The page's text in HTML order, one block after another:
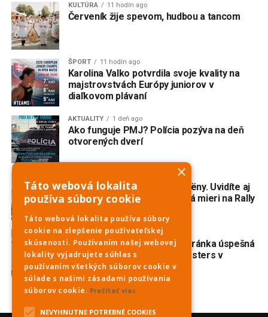
KULTÚRA 11 hodín ago
Červeník žije spevom, hudbou a tancom
ŠPORT 11 hodín ago
Karolina Valko potvrdila svoje kvality na
majstrovstvách Európy juniorov v
diaľkovom plávaní
AKTUALITY 1 deň ago
Ako funguje PMJ? Polícia pozýva na deň
otvorených dverí
Do Piešťan mieria opäť Citroëny. Uvidíte aj
dvojmotorovú „kačicu“, ktorá mieri na Rally
ŠPORT 3 dni ago
Veslovanie: Piešťanská veteránka úspešná
na prestížnej regate Euromasters v
Mníchove
×
Táto webová lokalita
používa súbory cookie
Táto webová lokalita používa súbory
cookie na zlepšenie používateľskej
skúsenosti. Používaním našej webovej
lokality vyjadrujete súhlas s
používaním všetkých súborov cookie v
súlade s našimi zásadami používania
súborov cookie. Prečítať viac
NEVYHNUTNE POTREBNÉ COOKIES